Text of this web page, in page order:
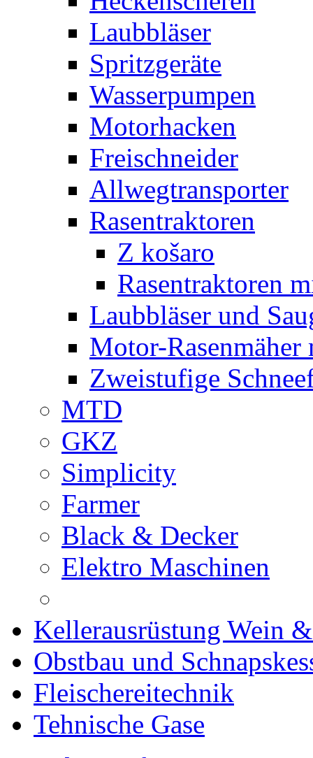
Laubbläser
Spritzgeräte
Wasserpumpen
Motorhacken
Freischneider
Allwegtransporter
Rasentraktoren
Z košaro
Rasentraktoren
Laubbläser und
Motor-
Zweistufige
MTD
GKZ
Simplicity
Farmer
Black & Decker
Elektro Maschinen
Kellerausrüstung Wein
Obstbau und
Fleischereitechnik
Tehnische Gase